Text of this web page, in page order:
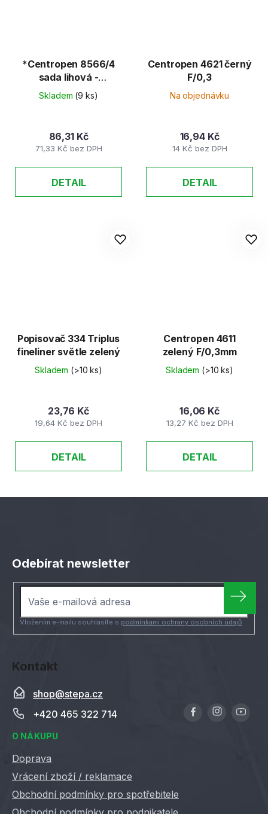
*Centropen 8566/4
sada lihová -
permanent
Skladem (9 ks)
71,33 Kč bez DPH
86,31 Kč
DETAIL
Centropen 4621 černý
F/0,3
Na objednávku
14 Kč bez DPH
16,94 Kč
DETAIL
Popisovač 334 Triplus
fineliner světle zelený
Skladem (>10 ks)
19,64 Kč bez DPH
23,76 Kč
DETAIL
Centropen 4611
zelený F/0,3mm
Skladem (>10 ks)
13,27 Kč bez DPH
16,06 Kč
DETAIL
Kontakt
shop@stepa.cz
+420 465 322 714
O NÁKUPU
Doprava
Vrácení zboží / reklamace
Obchodní podmínky pro spotřebitele
Odebírat newsletter
Vložením e-mailu souhlasíte s podmínkami ochrany osobních údajů